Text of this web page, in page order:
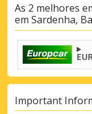
As 2 melhores
em Sardenha,
ImportantAceda a